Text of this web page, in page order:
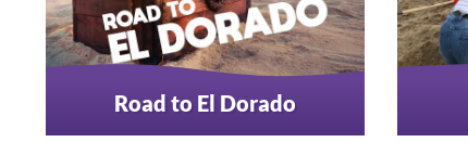
Road to El Dorado